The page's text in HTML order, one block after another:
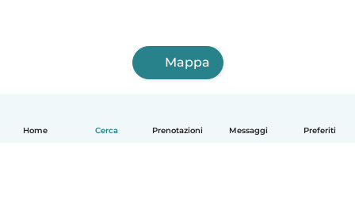
Home Cerca Prenotazioni Messaggi Preferiti
Mappa